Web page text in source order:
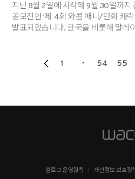
지난 8월 2일에 시작해 9월 30일까지
공모전인 '제 4회 와콤 애니/만화 캐
발표되었습니다. 한국을 비롯해 말레
감사말씀 드립니다. 와콤 커뮤니티
역대 가장 많은 참가작 수를 보이며
Her Mom!'이라는 작품이 차지했습니
1 54 55
블로그 운영원칙 개인정보 보호정